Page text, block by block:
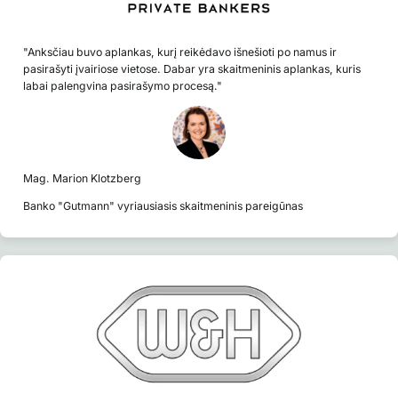
"Anksčiau buvo aplankas, kurį reikėdavo išnešioti po namus ir
pasirašyti įvairiose vietose. Dabar yra skaitmeninis aplankas, kuris
labai palengvina pasirašymo procesą."
Mag. Marion Klotzberg
Banko "Gutmann" vyriausiasis skaitmeninis pareigūnas